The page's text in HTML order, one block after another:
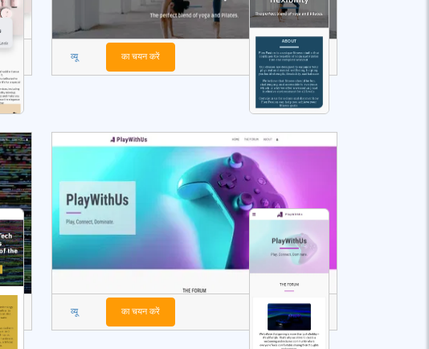
व्यू का चयन करें
व्यू का चयन करें